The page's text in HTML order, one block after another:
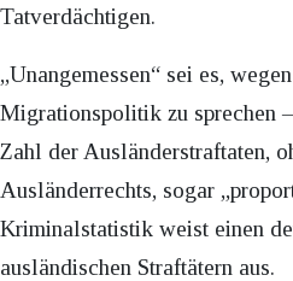
Tatverdächtigen.
„Unangemessen“ sei es,
Migrationspolitik zu sprechen
Zahl der Ausländerstraftaten,
Ausländerrechts, sogar
Kriminalstatistik weist einen
ausländischen Straftätern aus.